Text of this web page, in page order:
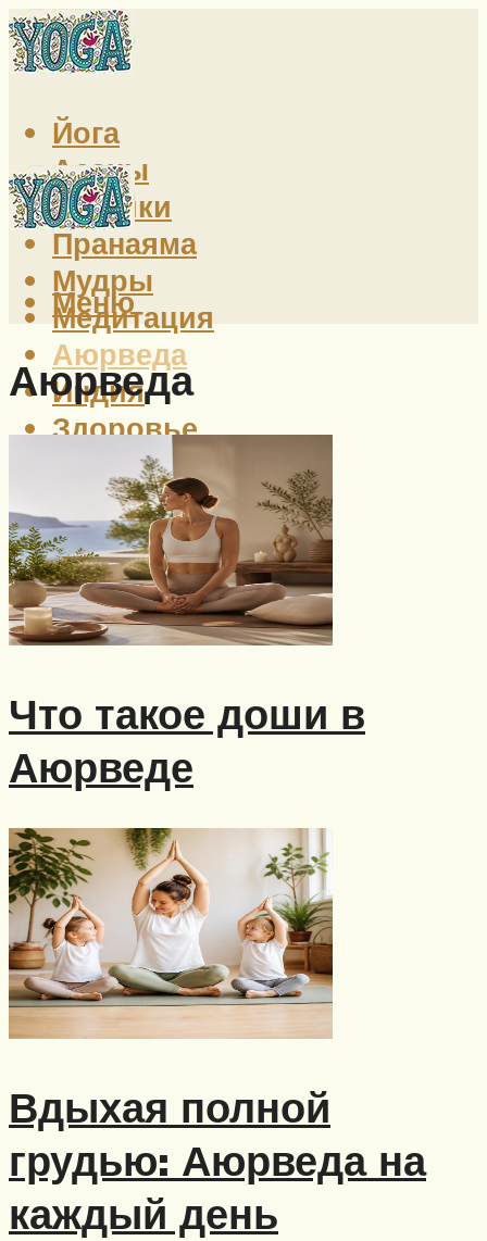
Йога
Асаны
Техники
Пранаяма
Мудры
Медитация
Аюрведа
Индия
Здоровье
Меню
Меню
Аюрведа
Что такое доши в
Аюрведе
Вдыхая полной
грудью: Аюрведа на
каждый день